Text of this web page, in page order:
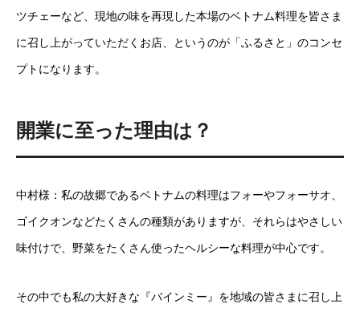
ツチェーなど、現地の味を再現した本場のベトナム料理を皆さま
に召し上がっていただくお店、というのが「ふるさと」のコンセ
プトになります。
開業に至った理由は？
中村様：私の故郷であるベトナムの料理はフォーやフォーサオ、
ゴイクオンなどたくさんの種類がありますが、それらはやさしい
味付けで、野菜をたくさん使ったヘルシーな料理が中心です。
その中でも私の大好きな『バインミー』を地域の皆さまに召し上